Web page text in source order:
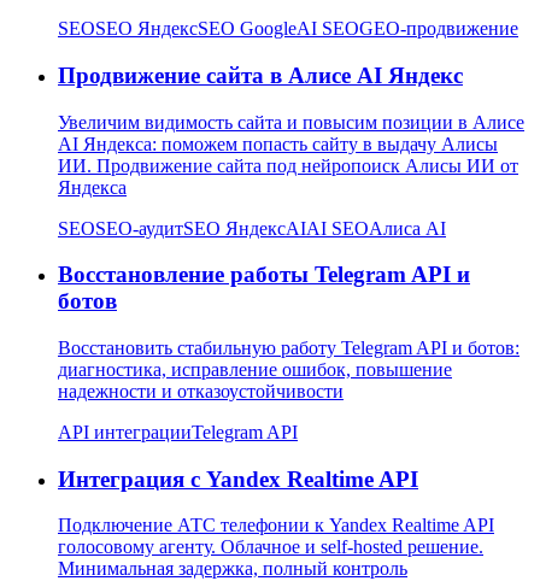
SEOSEO ЯндексSEO GoogleAI SEOGEO-продвижение
Продвижение сайта в Алисе AI Яндекс
Увеличим видимость сайта и повысим позиции в Алисе
AI Яндекса: поможем попасть сайту в выдачу Алисы
ИИ. Продвижение сайта под нейропоиск Алисы ИИ от
Яндекса
SEOSEO-аудитSEO ЯндексAIAI SEOАлиса AI
Восстановление работы Telegram API и
ботов
Восстановить стабильную работу Telegram API и ботов:
диагностика, исправление ошибок, повышение
надежности и отказоустойчивости
API интеграцииTelegram API
Интеграция с Yandex Realtime API
Подключение АТС телефонии к Yandex Realtime API
голосовому агенту. Облачное и self-hosted решение.
Минимальная задержка, полный контроль